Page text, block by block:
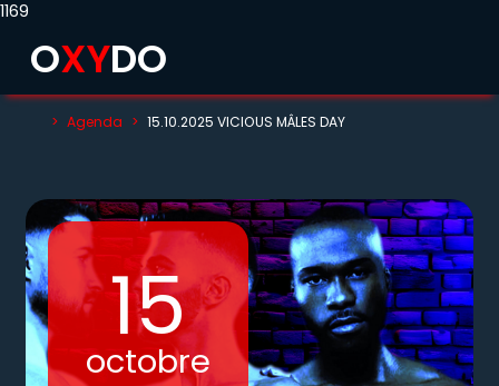
1169
OXYDO
Agenda 15.10.2025 VICIOUS MÂLES DAY
15
octobre